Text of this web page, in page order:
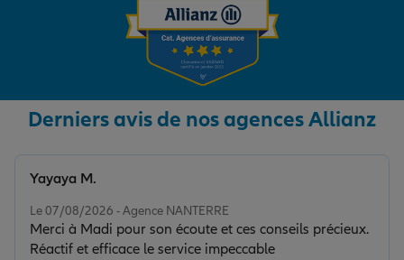
Derniers avis de nos agences Allianz
Le 07/08/2026 - Agence NANTERRE
Merci à Madi pour son écoute et ces conseils précieux.
Réactif et efficace le service impeccable
Yayaya M.